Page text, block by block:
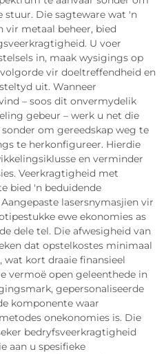
stuur. Die sagteware wat 'n
vir metaal beheer, bied
U voer
in, maak wysigings op
vir doeltreffendheid en
uit. Wanneer
– soos dit onvermydelik
gebeur – werk u net die
om gereedskap weg te
te herkonfigureer. Hierdie
en verminder
Veerkragtigheid met
bied 'n beduidende
lasersnymasjien vir
ewe ekonomies as
dele tel. Die afwesigheid van
dat opstelkostes minimaal
wat kort draaie finansieel
vermoë open geleenthede in
gepersonaliseerde
komponente waar
onekonomies is. Die
bedryfsveerkragtigheid
aan u spesifieke